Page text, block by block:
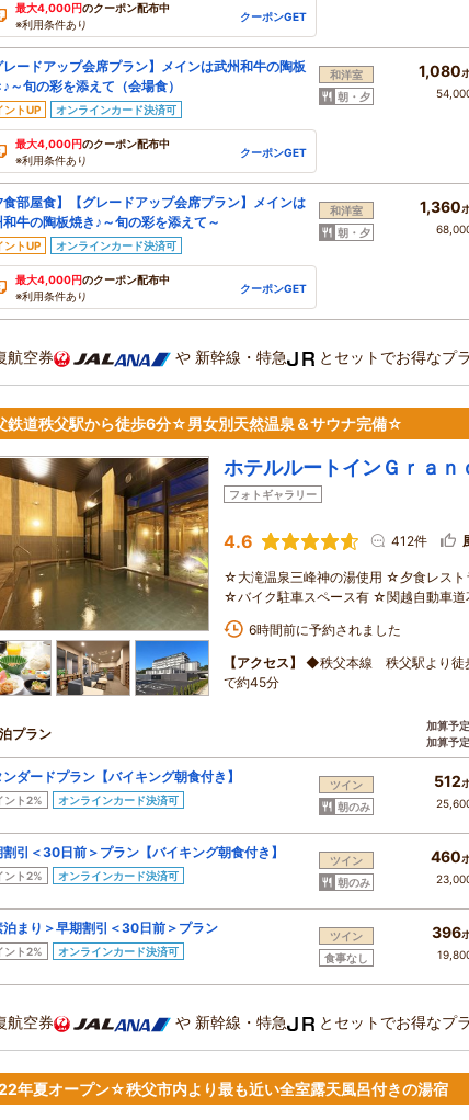
最大4,000円のクーポン配布中
※利用条件あり
クーポンGET
レードアップ会席プラン】メインは武州和牛の陶板
～旬の彩を添えて（会場食）
ントUP オンラインカード決済可
最大4,000円のクーポン配布中
※利用条件あり
クーポンGET
和洋室
朝・夕
1,080
食部屋食】【グレードアップ会席プラン】メインは
和牛の陶板焼き♪～旬の彩を添えて～
ントUP オンラインカード決済可
最大4,000円のクーポン配布中
※利用条件あり
クーポンGET
和洋室
朝・夕
1,360
航空券 や 新幹線・特急 とセットでお得なプ
鉄道秩父駅から徒歩6分☆男女別天然温泉＆サウナ完備☆
ホテルルートインＧｒａｎ
フォトギャラリー
4.6 412件
☆大滝温泉三峰神の湯使用 ☆夕食レス
☆バイク駐車スペース有 ☆関越自動車道
6時間前に予約されました
【アクセス】
◆秩父本線 秩父駅より
で約45分
プラン
加算予
加算予
ンダードプラン【バイキング朝食付き】
ント2% オンラインカード決済可
ツイン
朝のみ
512
引＜30日前＞プラン【バイキング朝食付き】
ント2% オンラインカード決済可
ツイン
朝のみ
460
泊まり＞早期割引＜30日前＞プラン
ント2% オンラインカード決済可
ツイン
食事なし
396
航空券 や 新幹線・特急 とセットでお得なプ
年夏オープン☆秩父市内より最も近い全室露天風呂付きの湯宿